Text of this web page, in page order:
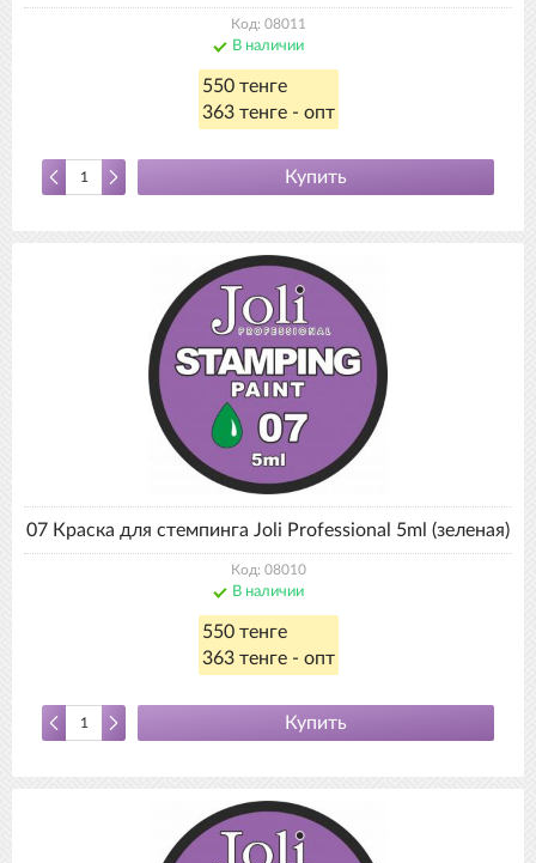
Код: 08011
В наличии
550 тенге
363 тенге - опт
Купить
07 Краска для стемпинга Joli Professional 5ml (зеленая)
Код: 08010
В наличии
550 тенге
363 тенге - опт
Купить